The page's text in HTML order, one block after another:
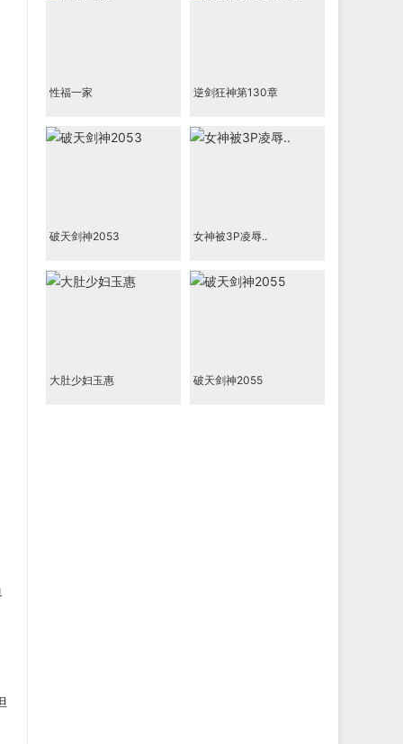
性福一家 逆剑狂神第130章
破天剑神2053 女神被3P凌辱..
大肚少妇玉惠 破天剑神2055